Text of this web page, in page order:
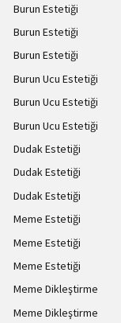
Burun Estetiği
Burun Estetiği
Burun Estetiği
Burun Ucu Estetiği
Burun Ucu Estetiği
Burun Ucu Estetiği
Dudak Estetiği
Dudak Estetiği
Dudak Estetiği
Meme Estetiği
Meme Estetiği
Meme Estetiği
Meme Dikleştirme
Meme Dikleştirme